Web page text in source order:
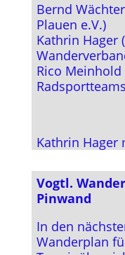
Bernd
Kathrin Hager
Rico Meinhold
Kathrin Hager
Vogtl.
Pinwand
In den
Wanderplan